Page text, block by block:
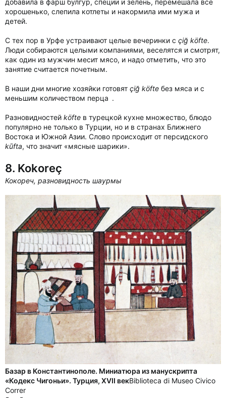
хорошенько, слепила котлеты и накормила ими мужа и
детей.
С тех пор в Урфе устраивают целые вечеринки с çiğ köfte.
Люди собираются целыми компаниями, веселятся и смотрят,
как один из мужчин месит мясо, и надо отметить, что это
занятие считается почетным.
В наши дни многие хозяйки готовят çiğ köfte без мяса и с
меньшим количеством перца .
Разновидностей köfte в турецкой кухне множество, блюдо
популярно не только в Турции, но и в странах Ближнего
Востока и Южной Азии. Слово происходит от персидского
kūfta, что значит «мясные шарики».
8. Kokoreç
Кокореч, разновидность шаурмы
Базар в Константинополе. Миниатюра из манускрипта
«Кодекс Чигоньи». Турция, XVII векBiblioteca di Museo Civico
Correr